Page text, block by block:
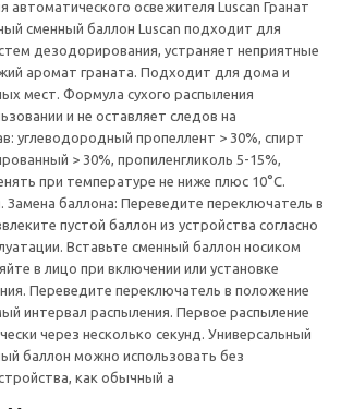
автоматического освежителя Luscan Гранат
сменный баллон Luscan подходит для
дезодорирования, устраняет неприятные
аромат граната. Подходит для дома и
мест. Формула сухого распыления
и не оставляет следов на
углеводородный пропеллент > 30%, спирт
> 30%, пропиленгликоль 5-15%,
при температуре не ниже плюс 10°C.
Замена баллона: Переведите переключатель в
пустой баллон из устройства согласно
Вставьте сменный баллон носиком
в лицо при включении или установке
Переведите переключатель в положение
интервал распыления. Первое распыление
через несколько секунд. Универсальный
баллон можно использовать без
как обычный а